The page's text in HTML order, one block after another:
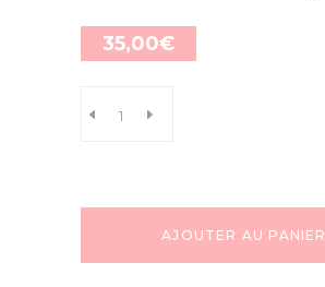
35,00€
AJOUTER AU PANIER